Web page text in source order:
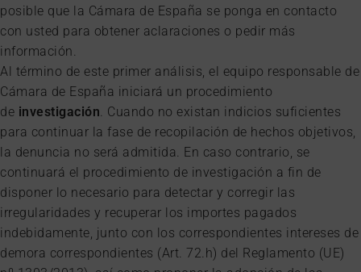
posible que la Cámara de España se ponga en contacto
con usted para obtener aclaraciones o pedir más
información.
Al término de este primer análisis, el equipo responsable de
Cámara de España iniciará un procedimiento
de investigación . Cuando no existan indicios suficientes
para continuar la fase de recopilación de hechos objetivos,
la denuncia no será admitida. En caso contrario, se
continuará el procedimiento de investigación a fin de
disponer lo necesario para detectar y corregir las
irregularidades y recuperar los importes pagados
indebidamente, junto con los correspondientes intereses de
demora correspondientes (Art. 72.h) del Reglamento (UE)